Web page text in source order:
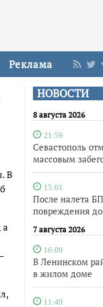
Реклама
НОВОСТИ
8 августа 2026
21:59
Севастополь
массовым
15:01
После налета
повреждения
7 августа 2026
16:09
В Ленинском
в жилом доме
11:49
В
а